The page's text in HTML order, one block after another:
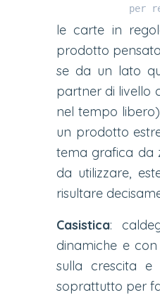
per
le carte in
prodotto
se da un lato
partner di livello
nel tempo
un prodotto
tema grafica da
da utilizzare,
risultare
Casistica:
dinamiche e
sulla crescita e
soprattutto per